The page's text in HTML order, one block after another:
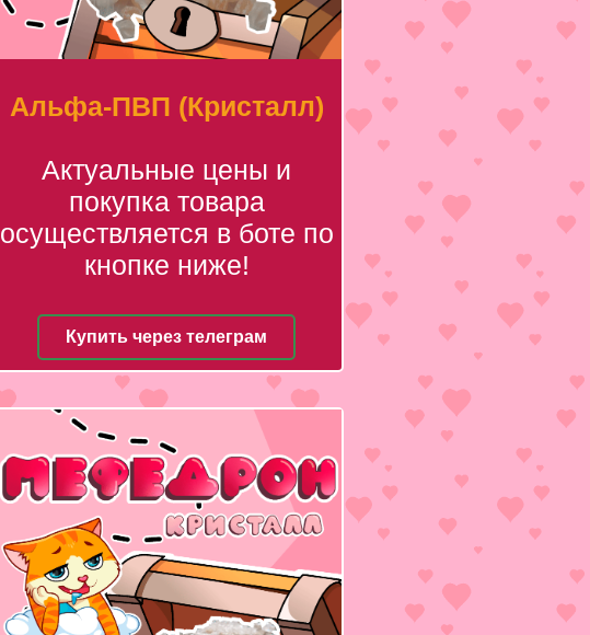
Альфа-ПВП (Кристалл)
Актуальные цены и
покупка товара
осуществляется в боте по
кнопке ниже!
Купить через телеграм